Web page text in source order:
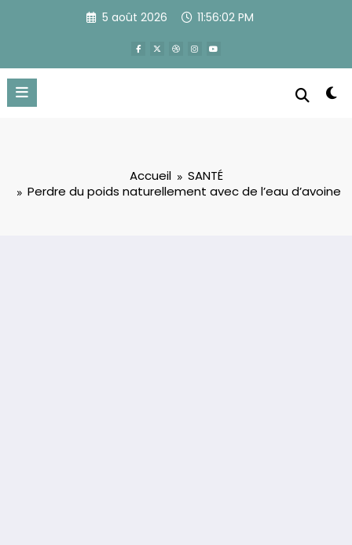
5 août 2026 11:56:03 PM
Accueil
SANTÉ
Perdre du poids naturellement avec de l’eau d’avoine